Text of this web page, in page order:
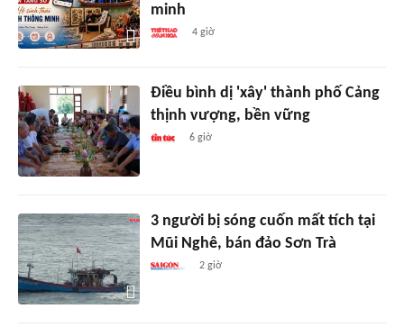
minh
4 giờ
Điều bình dị 'xây' thành phố Cảng
thịnh vượng, bền vững
6 giờ
3 người bị sóng cuốn mất tích tại
Mũi Nghê, bán đảo Sơn Trà
2 giờ